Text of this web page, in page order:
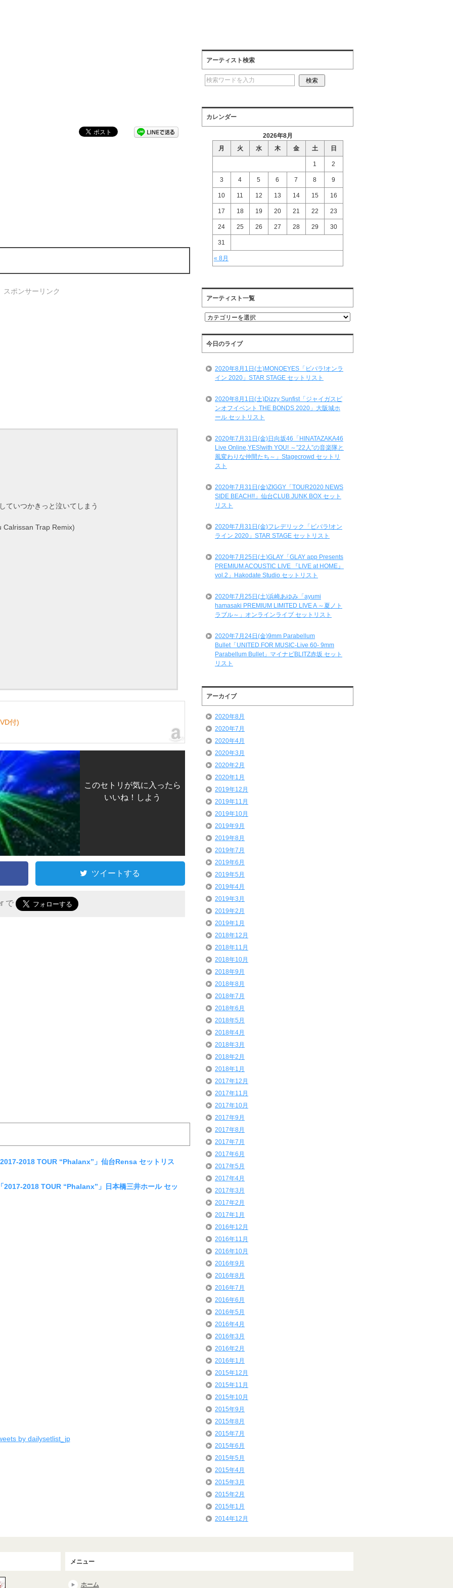
スポンサーリンク
ていつかきっと泣いてしまう
Trap Remix)
付)
このセトリが気に入ったら
いいね！しよう
ツイートする
で
TOUR “Phalanx”」仙台Rensa セットリス
TOUR “Phalanx”」日本橋三井ホール セッ
by dailysetlist_jp
アーティスト検索
カレンダー
2026年8月
月
火 水 木 金 土 日
« 8月
1 2
3 4 5 6 7 8 9
10 11 12 13 14 15 16
17 18 19 20 21 22 23
24 25 26 27 28 29 30
31
アーティスト一覧
ア
テ
ィ
ス
一
今日のライブ
2020年8月1日(土)MONOEYES「ビバラ!オンラ
イン 2020」STAR STAGE セットリスト
2020年8月1日(土)Dizzy Sunfist「ジャイガスピ
ンオフイベント THE BONDS 2020」大阪城ホ
ール セットリスト
2020年7月31日(金)日向坂46「HINATAZAKA46
Live Online,YES!with YOU! ～”22人”の音楽隊と
風変わりな仲間たち～」Stagecrowd セットリ
スト
2020年7月31日(金)ZIGGY「TOUR2020 NEWS
SIDE BEACH!!」仙台CLUB JUNK BOX セット
リスト
2020年7月31日(金)フレデリック「ビバラ!オン
ライン 2020」STAR STAGE セットリスト
2020年7月25日(土)GLAY「GLAY app Presents
PREMIUM ACOUSTIC LIVE 『LIVE at HOME』
vol.2」Hakodate Studio セットリスト
2020年7月25日(土)浜崎あゆみ「ayumi
hamasaki PREMIUM LIMITED LIVE A ～夏ノト
ラブル～」オンラインライブ セットリスト
2020年7月24日(金)9mm Parabellum
Bullet「UNITED FOR MUSIC-Live 60- 9mm
Parabellum Bullet」マイナビBLITZ赤坂 セット
リスト
アーカイブ
2020年8月
2020年7月
2020年4月
2020年3月
2020年2月
2020年1月
2019年12月
2019年11月
2019年10月
2019年9月
2019年8月
2019年7月
2019年6月
2019年5月
2019年4月
2019年3月
2019年2月
2019年1月
2018年12月
2018年11月
2018年10月
2018年9月
2018年8月
2018年7月
2018年6月
2018年5月
2018年4月
2018年3月
2018年2月
2018年1月
2017年12月
2017年11月
2017年10月
2017年9月
2017年8月
2017年7月
2017年6月
2017年5月
2017年4月
2017年3月
2017年2月
2017年1月
2016年12月
2016年11月
2016年10月
2016年9月
2016年8月
2016年7月
2016年6月
2016年5月
2016年4月
2016年3月
2016年2月
2016年1月
2015年12月
2015年11月
2015年10月
2015年9月
2015年8月
2015年7月
2015年6月
2015年5月
2015年4月
2015年3月
2015年2月
2015年1月
2014年12月
メニュー
ホーム